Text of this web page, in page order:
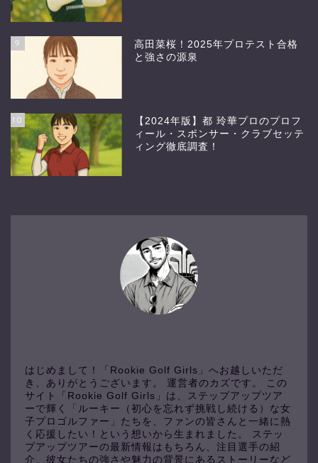
9
高田菜桜！2025年プロテスト合格
と強さの源泉
10
【2024年版】都 玲華プロのプロフ
ィール・スポンサー・クラブセッテ
ィング徹底調査！
はじめまして！「Rookie Golf Girls」へお越しいただ
き、ありがとうございます。 運営者のカズです。 この
サイト「Rookie Golf Girls」は、ステップアップツア
ーで輝く「ルーキー（初心を忘れず挑戦し続ける）な女
子プロゴルファー」たちを、ファンの皆さんと一緒に熱
く応援したい！という想いから生まれました。 ステッ
プアップツアーの最新情報はもちろん、注目選手の紹
介、彼女たちの強さや魅力の背景にあるストーリーなど